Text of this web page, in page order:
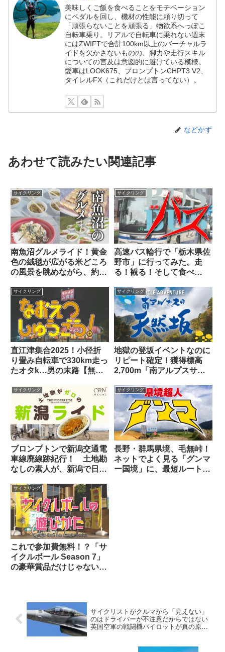
美味しくご飯を食べることをモチベーション
にペダルを回し、機材の性能に頼り切って
「頑張らないことを頑張る」物欲系へっぽこ
自転車乗り。リアルで自転車に乗れない週末
にはZWIFTで合計100km以上のバーチャルラ
イドを欠かさないものの、脚力や走行スキル
についての言及は意図的に避けている模様。
愛車はLOOK675、ブロンプトンCHPT3 V2、
タイレルFX（これだけとは言ってない）。
などかず
あわせて読みたい関連記事
サイクリング
南魚沼グルメライド！黄金
色の絨毯が広がる米どころ
の風景を眺めながら、約
コースを「完食」せよ！
サイクリング
高速バス輪行で「栃木県佐
野市」に行ってみた。走
る！観る！そして食べ
メンをスルー】
サイクリング
直江津集合2025！小径折
り畳み自転車で330km走っ
たオタk…男の末路【無
サイクリング
地獄の登坂イベントなのに
リピート確定！獲得標高
2,700m「南アルプスサイ
ライド120」の魔力とは？
サイクリング
ブロンプトンで新潟交通電
車線廃線跡紀行！ 土地勘
なしの素人が、新潟で日帰
ら…。
サイクリング
長野・群馬県境、毛無峠！
ネットでよく見る「グンマ
ー国境」に、最短ルートで
サイクリング
これで参加費無料！？「サ
イクルボール Season 7」
の豪華賞品だけじゃない5
サイクリストがクルマから「見えない」
のはドライバーが不注意だからではない
英国空軍の戦闘機パイロットが真の原因